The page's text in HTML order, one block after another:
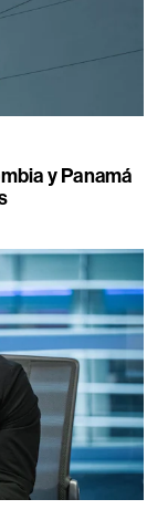
y Panamá